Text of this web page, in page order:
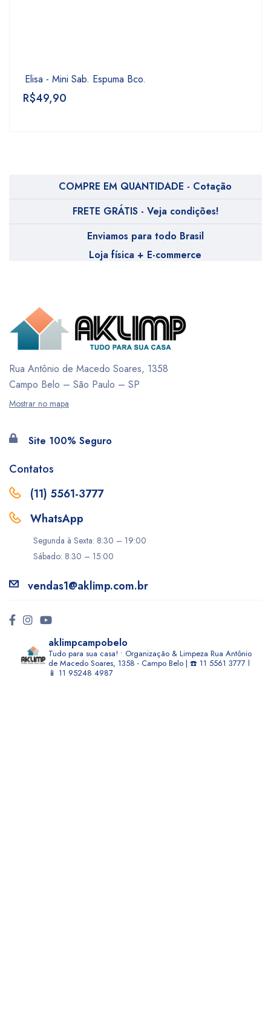
Elisa - Mini Sab. Espuma Bco.
R$49,90
COMPRE EM QUANTIDADE - Cotação
FRETE GRÁTIS - Veja condições!
Enviamos para todo Brasil
Loja física + E-commerce
Rua Antônio de Macedo Soares, 1358
Campo Belo – São Paulo – SP
Mostrar no mapa
Site 100% Seguro
Contatos
(11) 5561-3777
WhatsApp
Segunda à Sexta: 8:30 – 19:00
Sábado: 8:30 – 15:00
vendas1@aklimp.com.br
aklimpcampobelo
Tudo para sua casa! • Organização & Limpeza Rua Antônio
de Macedo Soares, 1358 - Campo Belo | ☎️ 11 5561 3777 l
📱 11 95248 4987